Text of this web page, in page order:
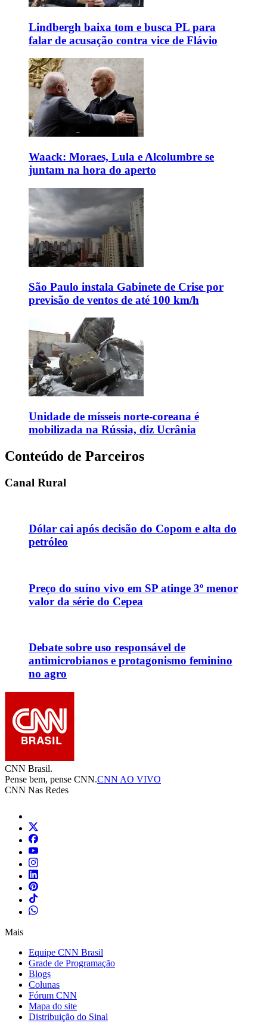
Lindbergh baixa tom e busca PL para
falar de acusação contra vice de Flávio
Waack: Moraes, Lula e Alcolumbre se
juntam na hora do aperto
São Paulo instala Gabinete de Crise por
previsão de ventos de até 100 km/h
Unidade de mísseis norte-coreana é
mobilizada na Rússia, diz Ucrânia
Conteúdo de Parceiros
Canal Rural
Dólar cai após decisão do Copom e alta do
petróleo
Preço do suíno vivo em SP atinge 3º menor
valor da série do Cepea
Debate sobre uso responsável de
antimicrobianos e protagonismo feminino
no agro
CNN Brasil.
Pense bem, pense CNN.CNN AO VIVO
CNN Nas Redes
Mais
Equipe CNN Brasil
Grade de Programação
Blogs
Colunas
Fórum CNN
Mapa do site
Distribuição do Sinal